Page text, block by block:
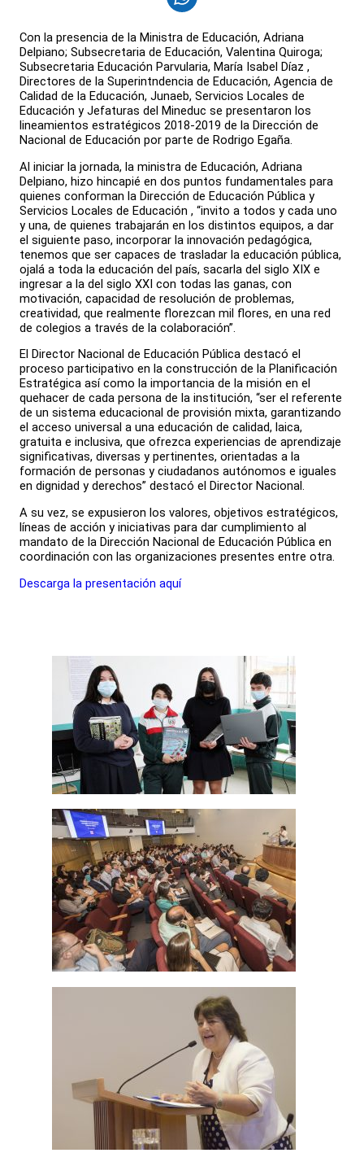
Con la presencia de la Ministra de Educación, Adriana
Delpiano; Subsecretaria de Educación, Valentina Quiroga;
Subsecretaria Educación Parvularia, María Isabel Díaz ,
Directores de la Superintndencia de Educación, Agencia de
Calidad de la Educación, Junaeb, Servicios Locales de
Educación y Jefaturas del Mineduc se presentaron los
lineamientos estratégicos 2018-2019 de la Dirección de
Nacional de Educación por parte de Rodrigo Egaña.
Al iniciar la jornada, la ministra de Educación, Adriana
Delpiano, hizo hincapié en dos puntos fundamentales para
quienes conforman la Dirección de Educación Pública y
Servicios Locales de Educación , “invito a todos y cada uno
y una, de quienes trabajarán en los distintos equipos, a dar
el siguiente paso, incorporar la innovación pedagógica,
tenemos que ser capaces de trasladar la educación pública,
ojalá a toda la educación del país, sacarla del siglo XIX e
ingresar a la del siglo XXI con todas las ganas, con
motivación, capacidad de resolución de problemas,
creatividad, que realmente florezcan mil flores, en una red
de colegios a través de la colaboración”.
El Director Nacional de Educación Pública destacó el
proceso participativo en la construcción de la Planificación
Estratégica así como la importancia de la misión en el
quehacer de cada persona de la institución, “ser el referente
de un sistema educacional de provisión mixta, garantizando
el acceso universal a una educación de calidad, laica,
gratuita e inclusiva, que ofrezca experiencias de aprendizaje
significativas, diversas y pertinentes, orientadas a la
formación de personas y ciudadanos autónomos e iguales
en dignidad y derechos” destacó el Director Nacional.
A su vez, se expusieron los valores, objetivos estratégicos,
líneas de acción y iniciativas para dar cumplimiento al
mandato de la Dirección Nacional de Educación Pública en
coordinación con las organizaciones presentes entre otra.
Descarga la presentación aquí